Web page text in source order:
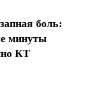
боль:
минуты
КТ